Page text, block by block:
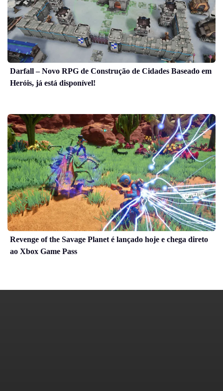
Darfall – Novo RPG de Construção de Cidades Baseado em
Heróis, já está disponível!
Revenge of the Savage Planet é lançado hoje e chega direto
ao Xbox Game Pass